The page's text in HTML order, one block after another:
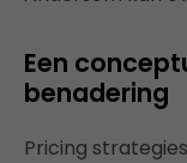
Een
benadering
Pricing